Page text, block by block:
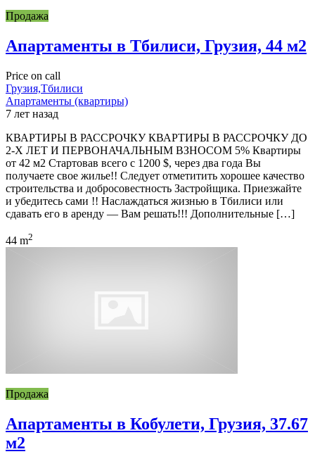
Продажа
Апартаменты в Тбилиси, Грузия, 44 м2
Price on call
Грузия,Тбилиси
Апартаменты (квартиры)
7 лет назад
КВАРТИРЫ В РАССРОЧКУ КВАРТИРЫ В РАССРОЧКУ ДО
2-Х ЛЕТ И ПЕРВОНАЧАЛЬНЫМ ВЗНОСОМ 5% Квартиры
от 42 м2 Стартовав всего с 1200 $, через два года Вы
получаете свое жилье!! Следует отметитить хорошее качество
строительства и добросовестность Застройщика. Приезжайте
и убедитесь сами !! Наслаждаться жизнью в Тбилиси или
сдавать его в аренду — Вам решать!!! Дополнительные […]
44 m2
Продажа
Апартаменты в Кобулети, Грузия, 37.67
м2